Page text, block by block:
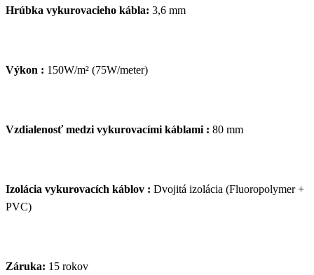
Hrúbka vykurovacieho kábla: 3,6 mm
Výkon : 150W/m² (75W/meter)
Vzdialenosť medzi vykurovacími káblami : 80 mm
Izolácia vykurovacích káblov : Dvojitá izolácia (Fluoropolymer +
PVC)
Záruka: 15 rokov